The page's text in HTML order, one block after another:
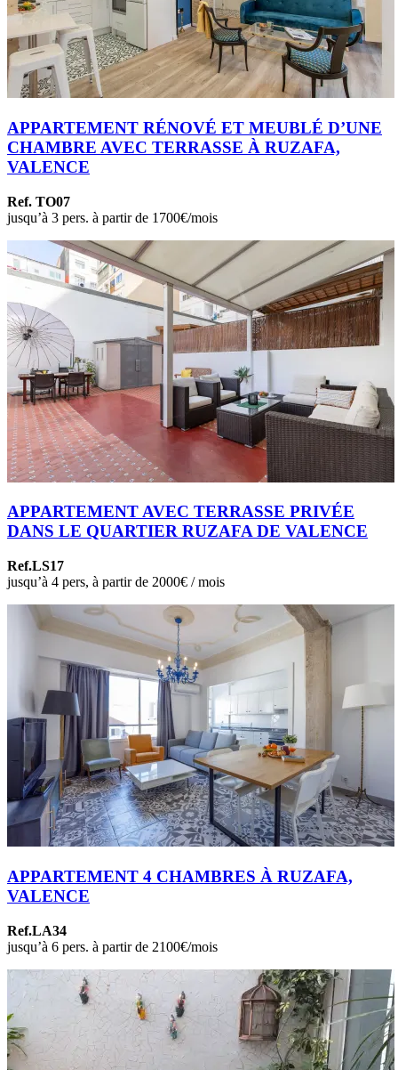
APPARTEMENT RÉNOVÉ ET MEUBLÉ D’UNE
CHAMBRE AVEC TERRASSE À RUZAFA,
VALENCE
Ref. TO07
jusqu’à 3 pers. à partir de 1700€/mois
APPARTEMENT AVEC TERRASSE PRIVÉE
DANS LE QUARTIER RUZAFA DE VALENCE
Ref.LS17
jusqu’à 4 pers, à partir de 2000€ / mois
APPARTEMENT 4 CHAMBRES À RUZAFA,
VALENCE
Ref.LA34
jusqu’à 6 pers. à partir de 2100€/mois